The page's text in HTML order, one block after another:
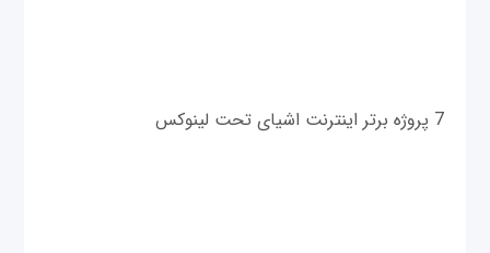
7 پروژه برتر اینترنت اشیای تحت لینوکس